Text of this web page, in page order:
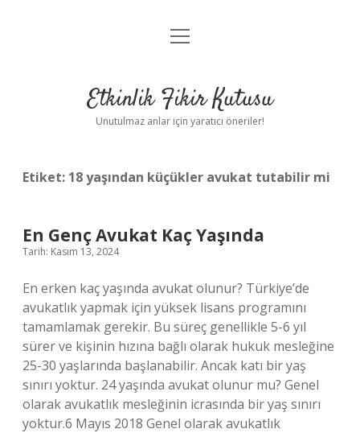
Anasayfa
Yasal Uyarı
menüyü
Etkinlik Fikir Kutusu
Unutulmaz anlar için yaratıcı öneriler!
Etiket: 18 yaşından küçükler avukat tutabilir mi
En Genç Avukat Kaç Yaşında
Tarih: Kasım 13, 2024
En erken kaç yaşında avukat olunur? Türkiye’de
avukatlık yapmak için yüksek lisans programını
tamamlamak gerekir. Bu süreç genellikle 5-6 yıl
sürer ve kişinin hızına bağlı olarak hukuk mesleğine
25-30 yaşlarında başlanabilir. Ancak katı bir yaş
sınırı yoktur. 24 yaşında avukat olunur mu? Genel
olarak avukatlık mesleğinin icrasında bir yaş sınırı
yoktur.6 Mayıs 2018 Genel olarak avukatlık